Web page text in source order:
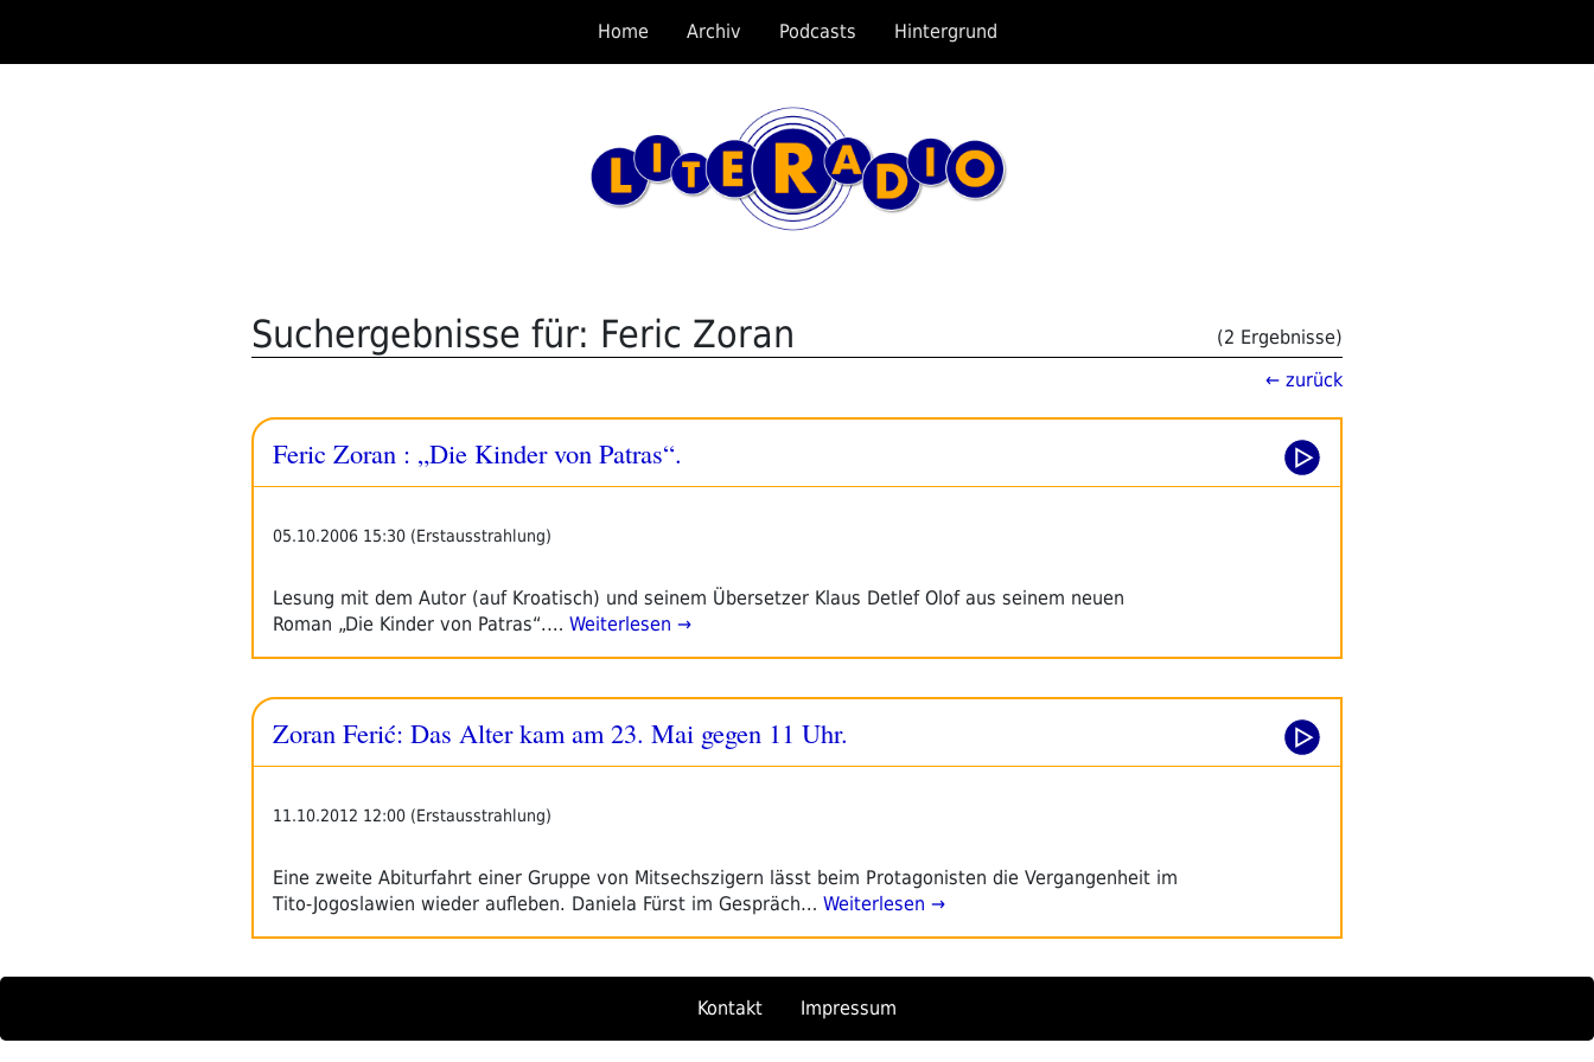
springen
Home Archiv Podcasts Hintergrund
Suchergebnisse für: Feric Zoran
(2 Ergebnisse)
← zurück
Feric Zoran : „Die Kinder von Patras“.
05.10.2006 15:30 (Erstausstrahlung)
Lesung mit dem Autor (auf Kroatisch) und seinem Übersetzer Klaus Detlef Olof aus seinem neuen
Roman „Die Kinder von Patras“.… Weiterlesen →
Zoran Ferić: Das Alter kam am 23. Mai gegen 11 Uhr.
11.10.2012 12:00 (Erstausstrahlung)
Eine zweite Abiturfahrt einer Gruppe von Mitsechszigern lässt beim Protagonisten die Vergangenheit im
Tito-Jogoslawien wieder aufleben. Daniela Fürst im Gespräch… Weiterlesen →
Kontakt Impressum